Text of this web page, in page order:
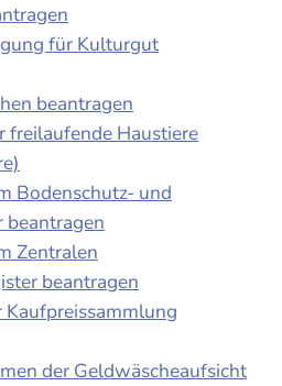
für Kulturgut
beantragen
freilaufende Haustiere
Bodenschutz- und
Zentralen
beantragen
der Geldwäscheaufsicht